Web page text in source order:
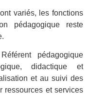
variés, les fonctions
pédagogique reste
pédagogique
didactique et
et au suivi des
ressources et services